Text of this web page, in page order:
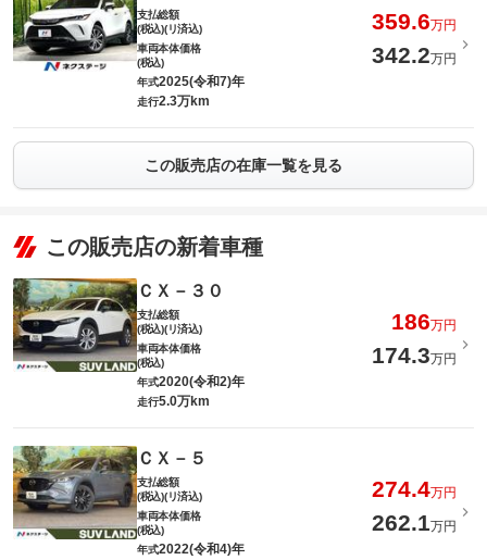
支払総額
(税込)(リ済込)
359.6万円
車両本体価格
(税込)
342.2万円
年式2025(令和7)年
走行2.3万km
この販売店の在庫一覧を見る
この販売店の新着車種
ＣＸ－３０
支払総額
(税込)(リ済込)
186万円
車両本体価格
(税込)
174.3万円
年式2020(令和2)年
走行5.0万km
ＣＸ－５
支払総額
(税込)(リ済込)
274.4万円
車両本体価格
(税込)
262.1万円
年式2022(令和4)年